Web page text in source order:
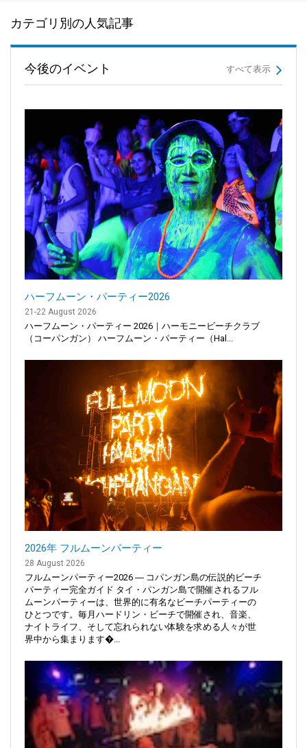
カテゴリ別の人気記事
今後のイベント すべて表示
ハーフムーン・パーティー2026
21-22 August 2026
ハーフムーン・パーティー 2026｜ハーモニービーチクラブ
（コーパンガン） ハーフムーン・パーティー（Hal...
2026年 フルムーンパーティー
28 August 2026
フルムーンパーティー2026 ― コパンガン島の伝説的ビーチ
パーティー完全ガイド タイ・パンガン島で開催されるフル
ムーンパーティーは、世界的に有名なビーチパーティーの
ひとつです。毎月ハードリン・ビーチで開催され、音楽、
ナイトライフ、そして忘れられない体験を求める人々が世
界中から集まります�...